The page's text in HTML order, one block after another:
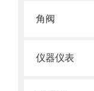
角阀
仪器仪表